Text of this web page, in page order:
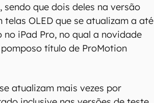
que dois deles na versão
telas OLED que se atualizam a até
no iPad Pro, no qual a novidade
título de ProMotion
atualizam mais vezes por